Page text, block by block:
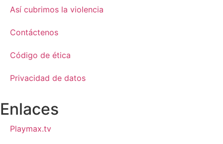
Así cubrimos la violencia
Contáctenos
Código de ética
Privacidad de datos
Enlaces
Playmax.tv